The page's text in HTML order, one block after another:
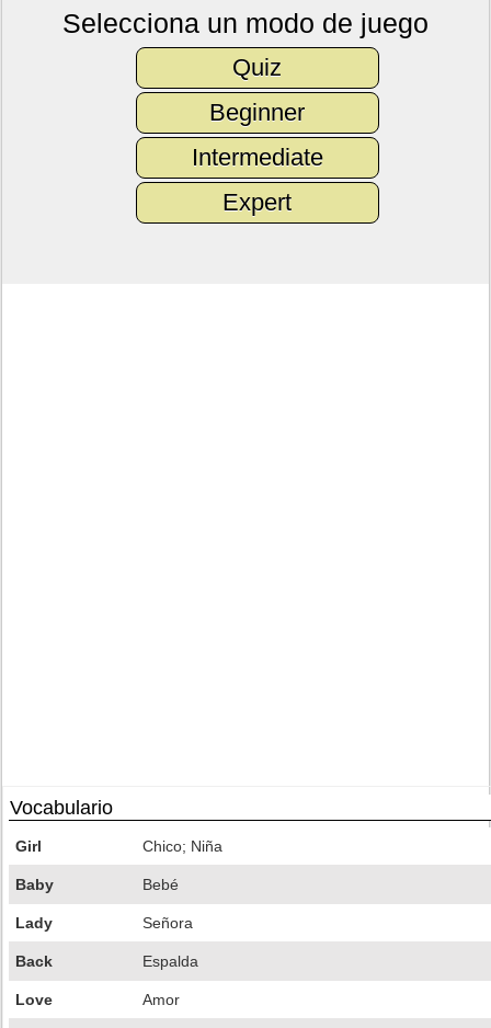
Selecciona un modo de juego
Quiz
Beginner
Intermediate
Expert
Vocabulario
Girl Chico; Niña
Baby Bebé
Lady Señora
Back Espalda
Love Amor